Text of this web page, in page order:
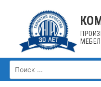
содержимому
Искать: